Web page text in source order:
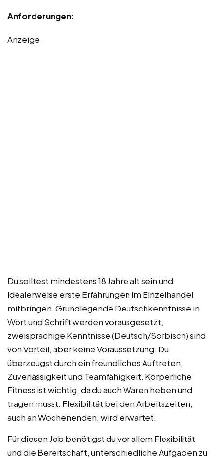
Anforderungen:
Anzeige
Du solltest mindestens 18 Jahre alt sein und
idealerweise erste Erfahrungen im Einzelhandel
mitbringen. Grundlegende Deutschkenntnisse in
Wort und Schrift werden vorausgesetzt,
zweisprachige Kenntnisse (Deutsch/Sorbisch) sind
von Vorteil, aber keine Voraussetzung. Du
überzeugst durch ein freundliches Auftreten,
Zuverlässigkeit und Teamfähigkeit. Körperliche
Fitness ist wichtig, da du auch Waren heben und
tragen musst. Flexibilität bei den Arbeitszeiten,
auch an Wochenenden, wird erwartet.
Für diesen Job benötigst du vor allem Flexibilität
und die Bereitschaft, unterschiedliche Aufgaben zu